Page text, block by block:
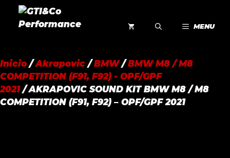
Saltar
MENU
Inicio/Akrapovic /BMW/BMW M8 / M8
COMPETITION (F91, F92) - OPF/GPF
2021/ AKRAPOVIC SOUND KIT BMW M8 / M8
COMPETITION (F91, F92) – OPF/GPF 2021